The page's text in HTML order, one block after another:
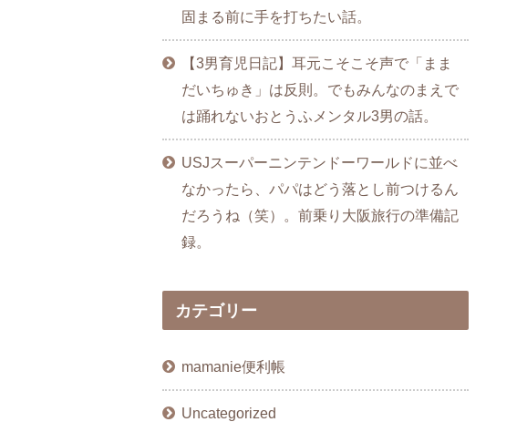
固まる前に手を打ちたい話。
【3男育児日記】耳元こそこそ声で「まま
だいちゅき」は反則。でもみんなのまえで
は踊れないおとうふメンタル3男の話。
USJスーパーニンテンドーワールドに並べ
なかったら、パパはどう落とし前つけるん
だろうね（笑）。前乗り大阪旅行の準備記
録。
カテゴリー
mamanie便利帳
Uncategorized